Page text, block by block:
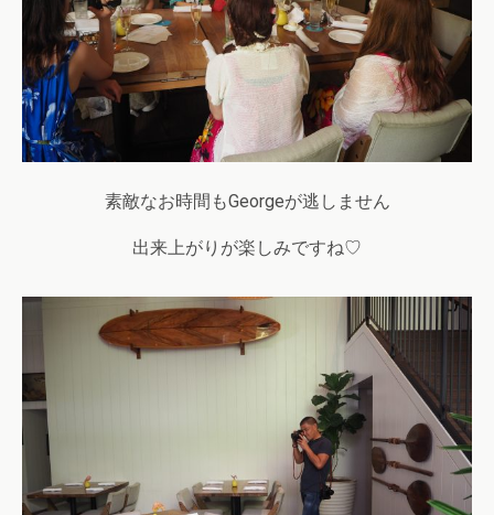
素敵なお時間もGeorgeが逃しません
出来上がりが楽しみですね♡